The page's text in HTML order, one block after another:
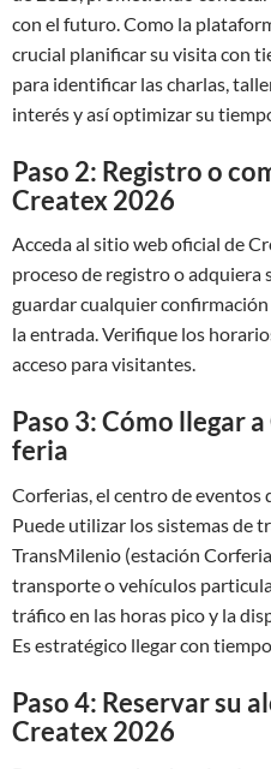
con el futuro. Como la
crucial planificar su visita con
para identificar las charlas,
interés y así optimizar su
Paso 2: Registro o
Createx 2026
Acceda al sitio web oficial de
proceso de registro o adquiera
guardar cualquier
la entrada. Verifique los
acceso para visitantes.
Paso 3: Cómo llegar
feria
Corferias, el centro de eventos
Puede utilizar los sistemas de
TransMilenio (estación
transporte o vehículos
tráfico en las horas pico y la
Es estratégico llegar con
Paso 4: Reservar su
Createx 2026